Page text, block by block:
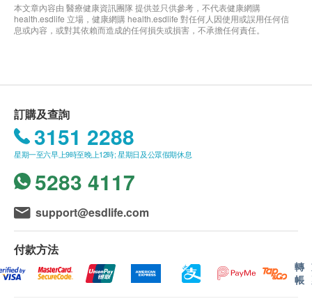
本文章內容由 醫療健康資訊團隊 提供並只供參考，不代表健康網購
health.esdlife 立場，健康網購 health.esdlife 對任何人因使用或誤用任何信
息或內容，或對其依賴而造成的任何損失或損害，不承擔任何責任。
訂購及查詢
3151 2288
星期一至六早上9時至晚上12時; 星期日及公眾假期休息
5283 4117
support@esdlife.com
付款方法
轉
帳